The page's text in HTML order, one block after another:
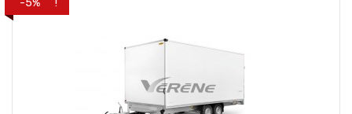
PROMO !
-5%